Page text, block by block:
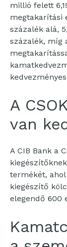
millió felett
megtakarítási
százalék alá,
százalék, míg
A
van
A CIB Bank a
termékét,
kiegészítő
elegendő 600